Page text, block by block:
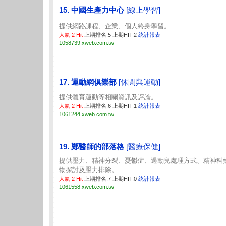
15. 中國生產力中心 [線上學習]
提供網路課程、企業、個人終身學習。 ...
人氣 2 Hit 上期排名:5 上期HIT:2 統計報表
1058739.xweb.com.tw
17. 運動網俱樂部 [休閒與運動]
提供體育運動等相關資訊及評論。 ...
人氣 2 Hit 上期排名:6 上期HIT:1 統計報表
1061244.xweb.com.tw
19. 鄭醫師的部落格 [醫療保健]
提供壓力、精神分裂、憂鬱症、過動兒處理方式、精神科
物探討及壓力排除。 ...
人氣 2 Hit 上期排名:7 上期HIT:0 統計報表
1061558.xweb.com.tw